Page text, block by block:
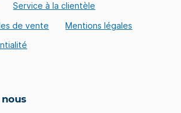
Service à la clientèle
de vente
Mentions légales